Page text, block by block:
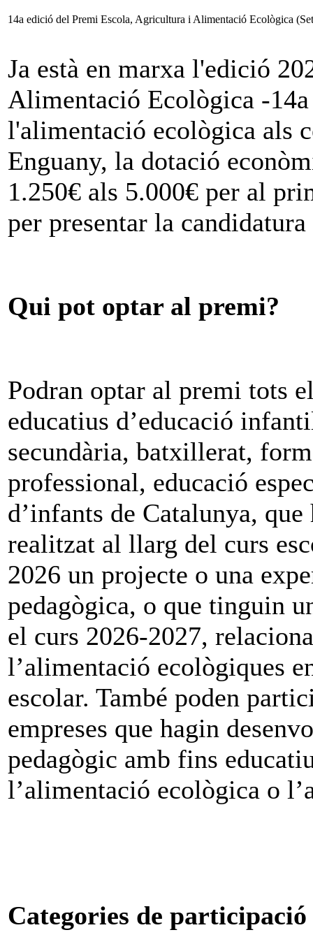
14a edició del Premi Escola, Agricultura i Alimentació Ecològica
Ja està en marxa l'edició
Alimentació Ecològica -
l'alimentació ecològica als
Enguany, la dotació
1.250€ als 5.000€ per al
per presentar la
Qui pot optar al premi?
Podran optar al premi tots
educatius d’educació
secundària, batxillerat,
professional, educació
d’infants de Catalunya, que
realitzat al llarg del curs
2026 un projecte o una
pedagògica, o que tinguin
el curs 2026-2027,
l’alimentació ecològiques
escolar. També poden
empreses que hagin
pedagògic amb fins
l’alimentació ecològica o
Categories de participació